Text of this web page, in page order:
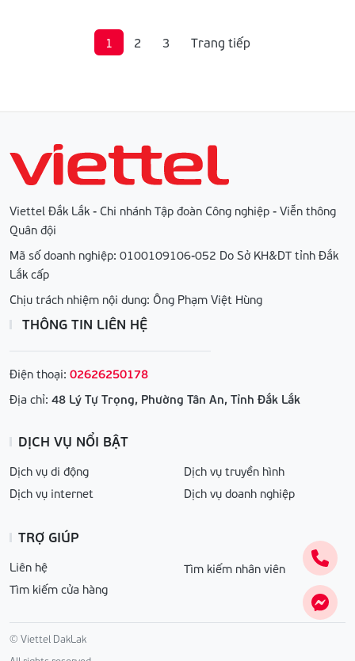
1 2 3 Trang tiếp
Viettel Đắk Lắk - Chi nhánh Tập đoàn Công nghiệp - Viễn thông
Quân đội
Mã số doanh nghiệp: 0100109106-052 Do Sở KH&DT tỉnh Đắk
Lắk cấp
Chịu trách nhiệm nội dung: Ông Phạm Việt Hùng
THÔNG TIN LIÊN HỆ
Điện thoại: 02626250178
Địa chỉ: 48 Lý Tự Trọng, Phường Tân An, Tỉnh Đắk Lắk
DỊCH VỤ NỔI BẬT
Dịch vụ di động
Dịch vụ internet
Dịch vụ truyền hình
Dịch vụ doanh nghiệp
TRỢ GIÚP
Liên hệ
Tìm kiếm cửa hàng
Tìm kiếm nhân viên
© Viettel DakLak